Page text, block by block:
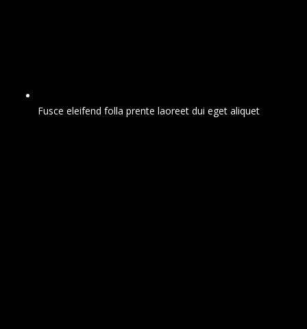
Fusce eleifend folla prente laoreet dui eget aliquet